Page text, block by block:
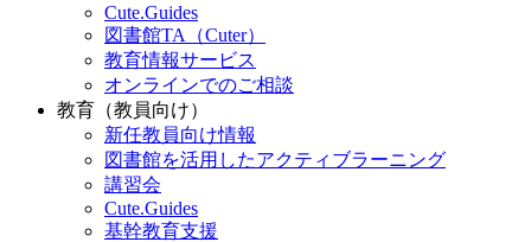
Cute.Guides
図書館TA（Cuter）
教育情報サービス
オンラインでのご相談
教育（教員向け）
新任教員向け情報
図書館を活用したアクティブラーニング
講習会
Cute.Guides
基幹教育支援